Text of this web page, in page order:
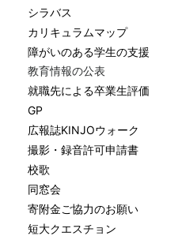
シラバス
カリキュラムマップ
障がいのある学生の支援
教育情報の公表
就職先による卒業生評価
GP
広報誌KINJOウォーク
撮影・録音許可申請書
校歌
同窓会
寄附金ご協力のお願い
短大クエスチョン